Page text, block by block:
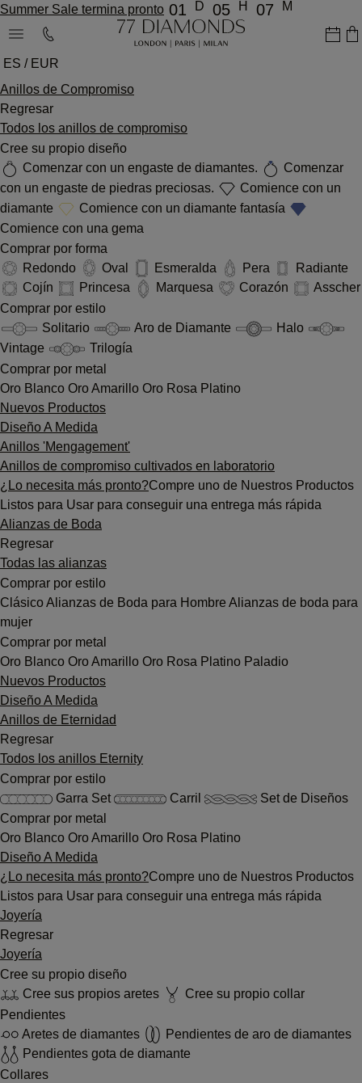
Summer Sale termina pronto 01 D 05 H 07 M
ES / EUR
Anillos de Compromiso
Regresar
Todos los anillos de compromiso
Cree su propio diseño
Comenzar con un engaste de diamantes.
Comenzar
con un engaste de piedras preciosas.
Comience con un
diamante
Comience con un diamante fantasía
Comience con una gema
Comprar por forma
Redondo
Oval Esmeralda Pera
Radiante
Cojín
Princesa Marquesa Corazón
Asscher
Comprar por estilo
Solitario
Aro de Diamante
Halo
Vintage
Trilogía
Comprar por metal
Oro Blanco Oro Amarillo Oro Rosa Platino
Nuevos Productos
Diseño A Medida
Anillos 'Mengagement'
Anillos de compromiso cultivados en laboratorio
¿Lo necesita más pronto?Compre uno de Nuestros Productos
Listos para Usar para conseguir una entrega más rápida
Alianzas de Boda
Regresar
Todas las alianzas
Comprar por estilo
ClásicoAlianzas de Boda para Hombre Alianzas de boda para
mujer
Comprar por metal
Oro Blanco Oro Amarillo Oro Rosa Platino Paladio
Nuevos Productos
Diseño A Medida
Anillos de Eternidad
Regresar
Todos los anillos Eternity
Comprar por estilo
Garra Set
Carril
Set de Diseños
Comprar por metal
Oro Blanco Oro Amarillo Oro Rosa Platino
Diseño A Medida
¿Lo necesita más pronto?Compre uno de Nuestros Productos
Listos para Usar para conseguir una entrega más rápida
Joyería
Regresar
Joyería
Cree su propio diseño
Cree sus propios aretes
Cree su propio collar
Pendientes
Aretes de diamantes
Pendientes de aro de diamantes
Pendientes gota de diamante
Collares